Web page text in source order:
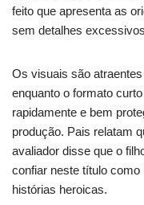
feito que apresenta as
sem detalhes
Os visuais são
enquanto o formato
rapidamente e bem
produção. Pais relatam
avaliador disse que o
confiar neste título
histórias heroicas.